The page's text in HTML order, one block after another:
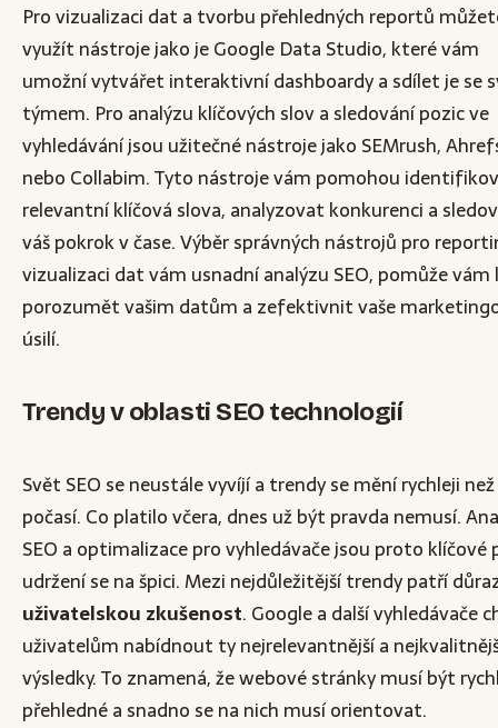
Pro vizualizaci dat a tvorbu přehledných reportů
využít nástroje jako je Google Data Studio, které vám
umožní vytvářet interaktivní dashboardy a sdílet je se
týmem. Pro analýzu klíčových slov a sledování pozic ve
vyhledávání jsou užitečné nástroje jako SEMrush,
nebo Collabim. Tyto nástroje vám pomohou
relevantní klíčová slova, analyzovat konkurenci a
váš pokrok v čase. Výběr správných nástrojů pro
vizualizaci dat vám usnadní analýzu SEO, pomůže vám
porozumět vašim datům a zefektivnit vaše
úsilí.
Trendy v oblasti SEO technologií
Svět SEO se neustále vyvíjí a trendy se mění rychleji než
počasí. Co platilo včera, dnes už být pravda nemusí.
SEO a optimalizace pro vyhledávače jsou proto klíčové
udržení se na špici. Mezi nejdůležitější trendy patří
uživatelskou zkušenost. Google a další vyhledávače
uživatelům nabídnout ty nejrelevantnější a
výsledky. To znamená, že webové stránky musí být
přehledné a snadno se na nich musí orientovat.